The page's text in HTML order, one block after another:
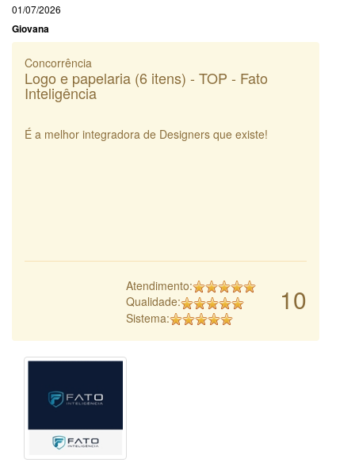
01/07/2026
Giovana
Concorrência
Logo e papelaria (6 itens) - TOP - Fato
Inteligência
É a melhor integradora de Designers que existe!
10
Atendimento:
Qualidade:
Sistema: